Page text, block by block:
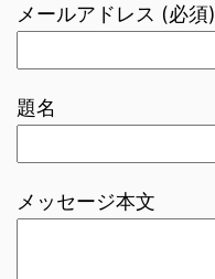
メールアドレス (必須)
題名
メッセージ本文